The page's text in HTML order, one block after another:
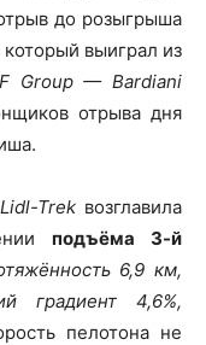
до розыгрыша
который выиграл из
Group — Bardiani
отрыва дня
Trekвозглавила
подъёма 3-й
6,9 км,
градиент 4,6%,
пелотона не